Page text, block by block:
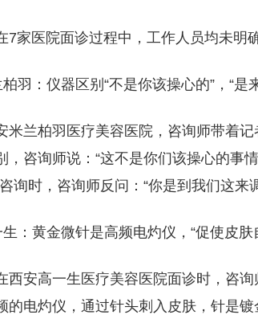
7家医院面诊过程中，工作人员均未明
羽：仪器区别“不是你该操心的”，“是
米兰柏羽医疗美容医院，咨询师带着
，咨询师说：“这不是你们该操心的事
询时，咨询师反问：“你是到我们这来
：黄金微针是高频电灼仪，“促使皮肤
西安高一生医疗美容医院面诊时，咨
的电灼仪，通过针头刺入皮肤，针是